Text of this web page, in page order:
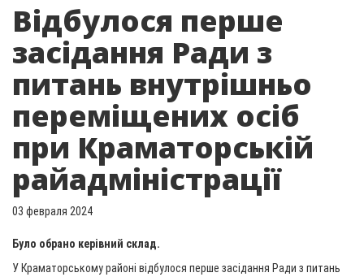
Відбулося перше
засідання Ради з
питань внутрішньо
переміщених осіб
при Краматорській
райадміністрації
03 февраля 2024
Було обрано керівний склад.
У Краматорському районі відбулося перше засідання Ради з питань